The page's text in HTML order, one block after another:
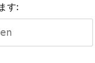
す: